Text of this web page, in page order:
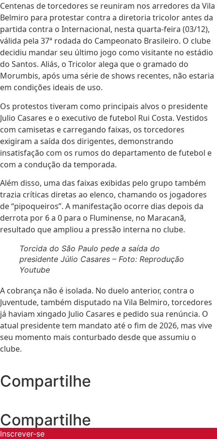
Centenas de torcedores se reuniram nos arredores da Vila
Belmiro para protestar contra a diretoria tricolor antes da
partida contra o Internacional, nesta quarta-feira (03/12),
válida pela 37ª rodada do Campeonato Brasileiro. O clube
decidiu mandar seu último jogo como visitante no estádio
do Santos. Aliás, o Tricolor alega que o gramado do
Morumbis, após uma série de shows recentes, não estaria
em condições ideais de uso.
Os protestos tiveram como principais alvos o presidente
Julio Casares e o executivo de futebol Rui Costa. Vestidos
com camisetas e carregando faixas, os torcedores
exigiram a saída dos dirigentes, demonstrando
insatisfação com os rumos do departamento de futebol e
com a condução da temporada.
Além disso, uma das faixas exibidas pelo grupo também
trazia críticas diretas ao elenco, chamando os jogadores
de “pipoqueiros”. A manifestação ocorre dias depois da
derrota por 6 a 0 para o Fluminense, no Maracanã,
resultado que ampliou a pressão interna no clube.
Torcida do São Paulo pede a saída do
presidente Júlio Casares – Foto: Reprodução
Youtube
A cobrança não é isolada. No duelo anterior, contra o
Juventude, também disputado na Vila Belmiro, torcedores
já haviam xingado Julio Casares e pedido sua renúncia. O
atual presidente tem mandato até o fim de 2026, mas vive
seu momento mais conturbado desde que assumiu o
clube.
Compartilhe
Compartilhe
Inscrever-se